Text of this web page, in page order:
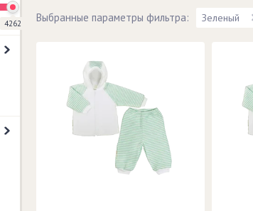
4262 Выбранные параметры фильтра: Зеленый